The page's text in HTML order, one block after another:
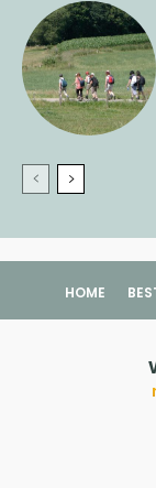
HOME